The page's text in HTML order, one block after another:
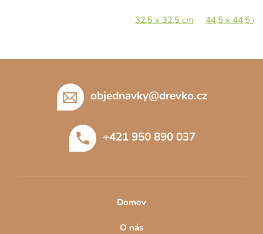
32,5 x 32,5 cm 44,5 x 44,5
objednavky@drevko.cz
+421 950 890 037
Domov
O nás